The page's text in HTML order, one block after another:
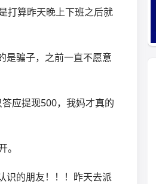
打算昨天晚上下班之后就
是骗子，之前一直不愿意
应提现500，我妈才真的
识的朋友！！！昨天去派